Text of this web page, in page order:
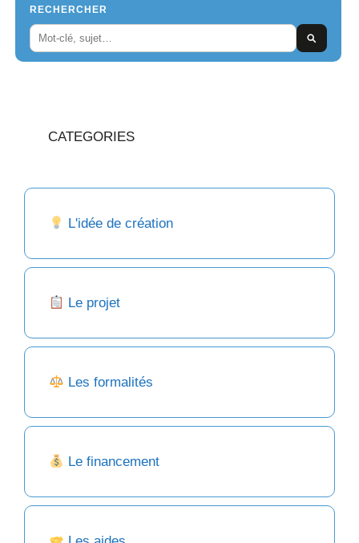
RECHERCHER
CATEGORIES
L'idée de création
Le projet
Les formalités
Le financement